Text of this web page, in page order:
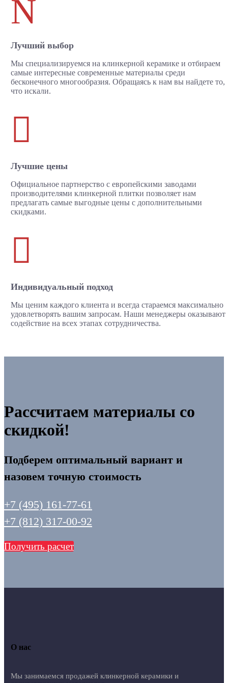
N
Лучший выбор
Мы специализируемся на клинкерной керамике и отбираем
самые интересные современные материалы среди
бесконечного многообразия. Обращаясь к нам вы найдете то,
что искали.

Лучшие цены
Официальное партнерство с европейскими заводами
производителями клинкерной плитки позволяет нам
предлагать самые выгодные цены с дополнительными
скидками.

Индивидуальный подход
Мы ценим каждого клиента и всегда стараемся максимально
удовлетворять вашим запросам. Наши менеджеры оказывают
содействие на всех этапах сотрудничества.
Рассчитаем материалы со
скидкой!
Подберем оптимальный вариант и
назовем точную стоимость
+7 (495) 161-77-61
+7 (812) 317-00-92
Получить расчет
О нас
Мы занимаемся продажей клинкерной керамики и